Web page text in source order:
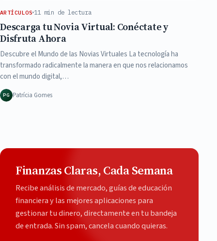
ARTÍCULOS 11 min de lectura
Descarga tu Novia Virtual: Conéctate y
Disfruta Ahora
Descubre el Mundo de las Novias Virtuales La tecnología ha
transformado radicalmente la manera en que nos relacionamos
con el mundo digital,…
PG Patrícia Gomes
Finanzas Claras, Cada Semana
Recibe análisis de mercado, guías de educación
financiera y las mejores aplicaciones para
gestionar tu dinero, directamente en tu bandeja
de entrada. Sin spam, cancela cuando quieras.